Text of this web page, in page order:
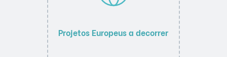
Projetos Europeus a decorrer